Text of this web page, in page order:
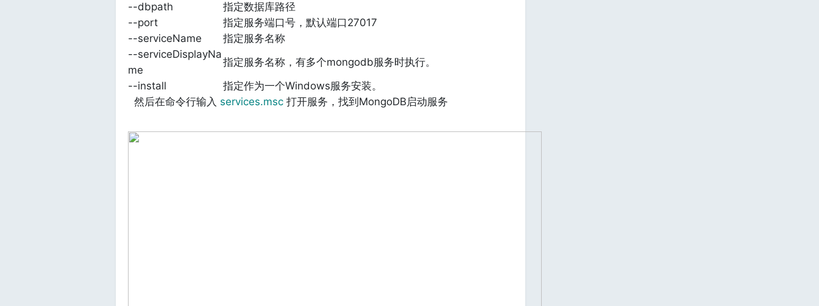
--dbpath
指定数据库路径
--port
指定服务端口号，默认端口27017
--serviceName
指定服务名称
--serviceDisplayNa
me
指定服务名称，有多个mongodb服务时执行。
--install
指定作为一个Windows服务安装。
然后在命令行输入 services.msc 打开服务，找到MongoDB启动服务